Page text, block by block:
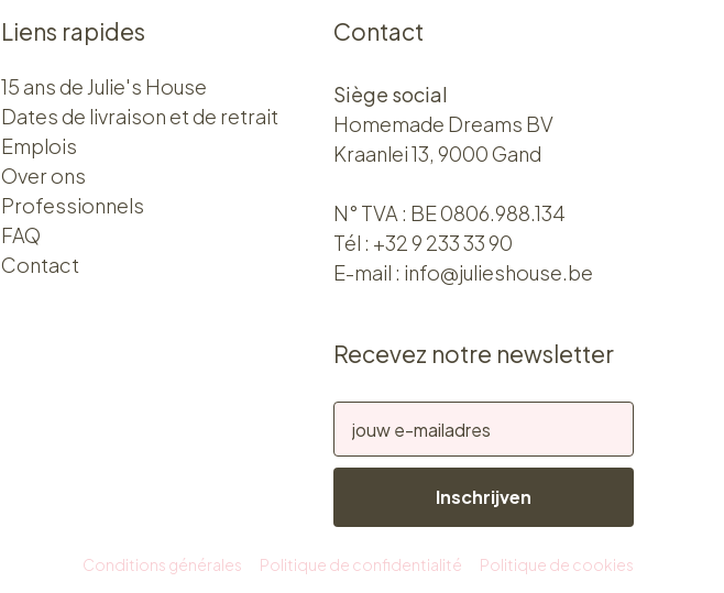
Liens rapides
15 ans de Julie's House
Dates de livraison et de retrait
Emplois
Over ons​​
Professionnels
FAQ
Contact
Contact
Siège social
Homemade Dreams BV
Kraanlei 13, 9000 Gand
N° TVA : BE 0806.988.134
Tél : +32 9 233 33 90
E-mail : info@julieshouse.be
Recevez notre newsletter
Inschrijven
Conditions générales Politique de confidentialité Politique de cookies